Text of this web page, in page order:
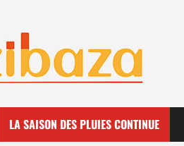
LA SAISON DES PLUIES CONTINUE